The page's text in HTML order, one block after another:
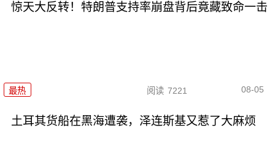
惊天大反转！特朗普支持率崩盘背后竟藏致命一击
最热 阅读 7221 08-05
土耳其货船在黑海遭袭，泽连斯基又惹了大麻烦